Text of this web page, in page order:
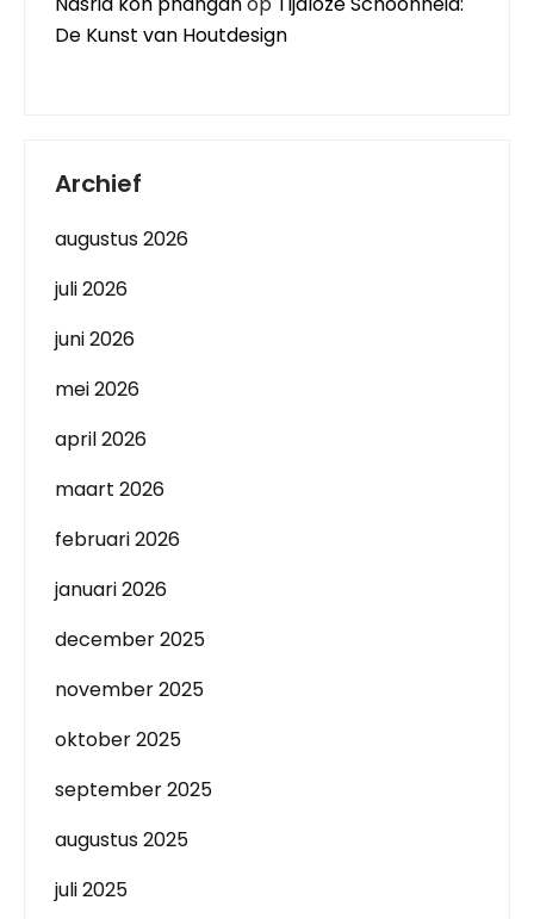
De Kunst van Houtdesign
Archief
augustus 2026
juli 2026
juni 2026
mei 2026
april 2026
maart 2026
februari 2026
januari 2026
december 2025
november 2025
oktober 2025
september 2025
augustus 2025
juli 2025